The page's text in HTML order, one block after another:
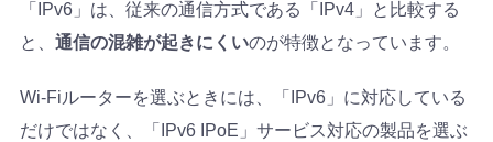
「IPv6」は、従来の通信方式である「IPv4」と比較する
と、 通信の混雑が起きにくいのが特徴となっています。
Wi-Fiルーターを選ぶときには、「IPv6」に対応している
だけではなく、「IPv6 IPoE」サービス対応の製品を選ぶ